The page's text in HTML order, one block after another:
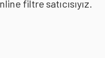
filtre satıcısıyız.